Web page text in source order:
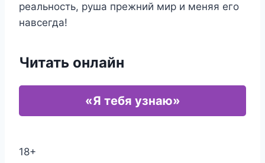
реальность, руша прежний мир и меняя его
навсегда!
Читать онлайн
«Я тебя узнаю»
18+